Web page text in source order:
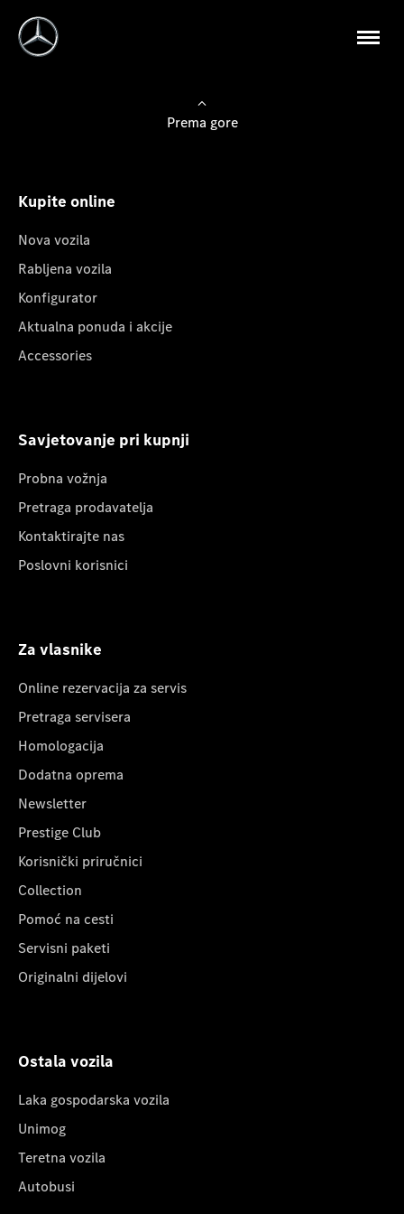
Prema gore
Kupite online
Nova vozila
Rabljena vozila
Konfigurator
Aktualna ponuda i akcije
Accessories
Savjetovanje pri kupnji
Probna vožnja
Pretraga prodavatelja
Kontaktirajte nas
Poslovni korisnici
Za vlasnike
Online rezervacija za servis
Pretraga servisera
Homologacija
Dodatna oprema
Newsletter
Prestige Club
Korisnički priručnici
Collection
Pomoć na cesti
Servisni paketi
Originalni dijelovi
Ostala vozila
Laka gospodarska vozila
Unimog
Teretna vozila
Autobusi